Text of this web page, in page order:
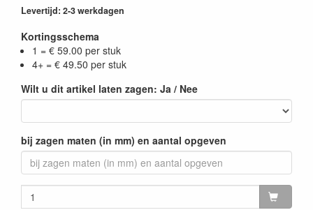
Levertijd: 2-3 werkdagen
Kortingsschema
1 = € 59.00 per stuk
4+ = € 49.50 per stuk
Wilt u dit artikel laten zagen: Ja / Nee
bij zagen maten (in mm) en aantal opgeven